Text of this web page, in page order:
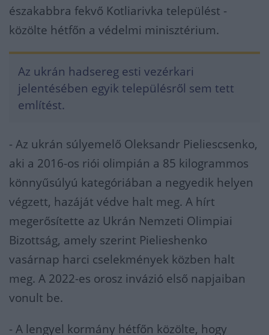
északabbra fekvő Kotliarivka települést -
közölte hétfőn a védelmi minisztérium.
Az ukrán hadsereg esti vezérkari
jelentésében egyik településről sem tett
említést.
- Az ukrán súlyemelő Oleksandr Pieliescsenko,
aki a 2016-os riói olimpián a 85 kilogrammos
könnyűsúlyú kategóriában a negyedik helyen
végzett, hazáját védve halt meg. A hírt
megerősítette az Ukrán Nemzeti Olimpiai
Bizottság, amely szerint Pielieshenko
vasárnap harci cselekmények közben halt
meg. A 2022-es orosz invázió első napjaiban
vonult be.
- A lengyel kormány hétfőn közölte, hogy